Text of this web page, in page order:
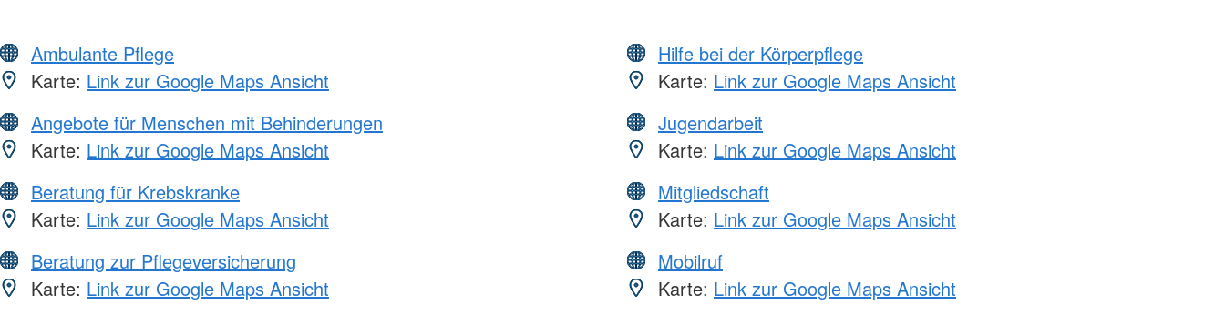
Ambulante Pflege
Karte: Link zur Google Maps Ansicht
Angebote für Menschen mit Behinderungen
Karte: Link zur Google Maps Ansicht
Beratung für Krebskranke
Karte: Link zur Google Maps Ansicht
Beratung zur Pflegeversicherung
Karte: Link zur Google Maps Ansicht
Hilfe bei der Körperpflege
Karte: Link zur Google Maps Ansicht
Jugendarbeit
Karte: Link zur Google Maps Ansicht
Mitgliedschaft
Karte: Link zur Google Maps Ansicht
Mobilruf
Karte: Link zur Google Maps Ansicht